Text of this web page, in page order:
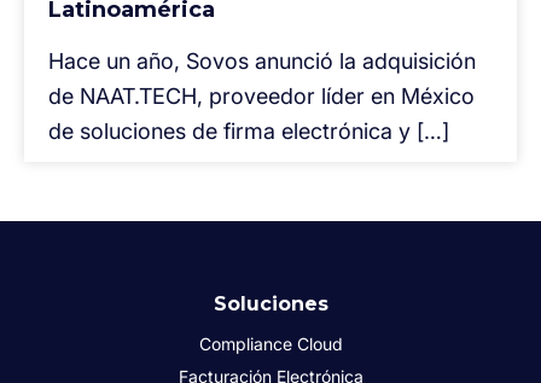
Latinoamérica
Hace un año, Sovos anunció la adquisición
de NAAT.TECH, proveedor líder en México
de soluciones de firma electrónica y […]
Soluciones
Compliance Cloud
Facturación Electrónica